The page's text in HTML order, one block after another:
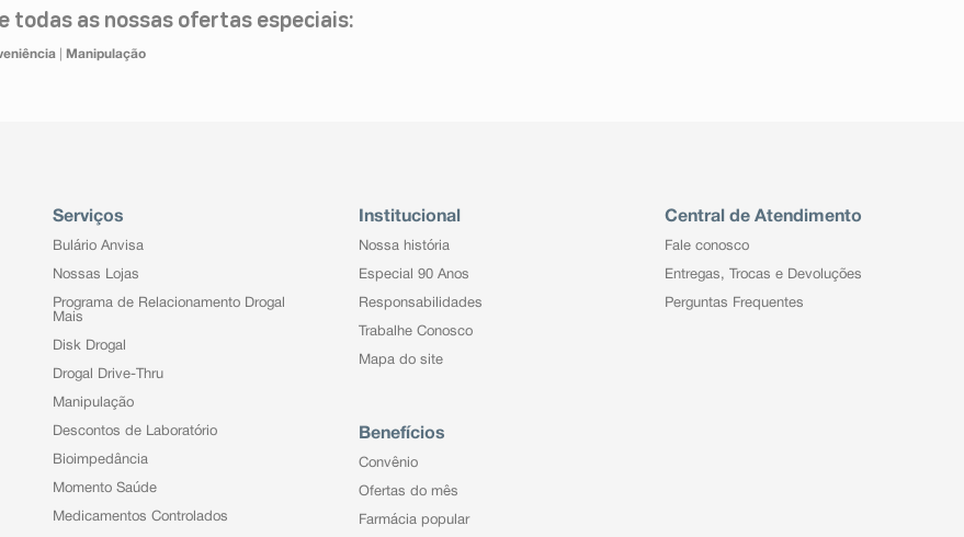
todas as nossas ofertas especiais:
Manipulação
Serviços
Bulário Anvisa
Nossas Lojas
Programa de Relacionamento Drogal
Mais
Disk Drogal
Drogal Drive-Thru
Manipulação
Descontos de Laboratório
Bioimpedância
Momento Saúde
Medicamentos Controlados
Institucional
Nossa história
Especial 90 Anos
Responsabilidades
Trabalhe Conosco
Mapa do site
Benefícios
Convênio
Ofertas do mês
Farmácia popular
Central de Atendimento
Fale conosco
Entregas, Trocas e Devoluções
Perguntas Frequentes